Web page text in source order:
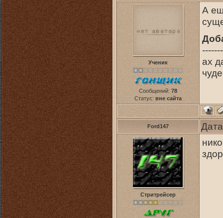
Ученик
Сообщений: 78
Статус: вне сайта
А
ах
Ford147
Стритрейсер